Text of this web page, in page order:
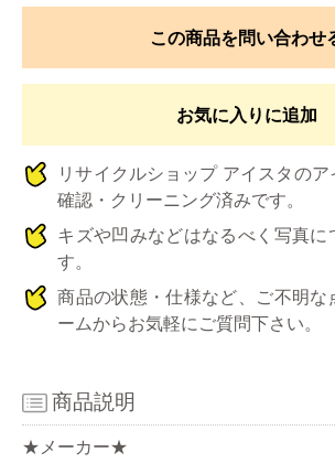
この商品を問い合わせ
お気に入りに追加
リサイクルショップ アイスタの
確認・クリーニング済みです。
キズや凹みなどはなるべく写真に
す。
商品の状態・仕様など、ご不明な
ームからお気軽にご質問下さい。
商品説明
★メーカー★